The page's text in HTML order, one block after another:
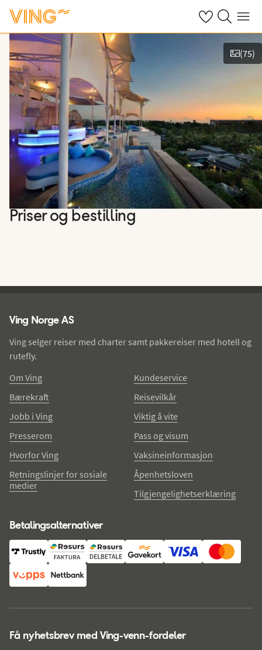
Se dine sparte
Søk påMeny
Vis bilder
(75)
Priser og bestilling
Ving Norge AS
Ving selger reiser med charter samt pakkereiser med hotell og
rutefly.
Om Ving
Bærekraft
Jobb i Ving
Presserom
Hvorfor Ving
Retningslinjer for sosiale
medier
Kundeservice
Reisevilkår
Viktig å vite
Pass og visum
Vaksineinformasjon
Åpenhetsloven
Tilgjengelighetserklæring
Betalingsalternativer
Få nyhetsbrev med Ving-venn-fordeler